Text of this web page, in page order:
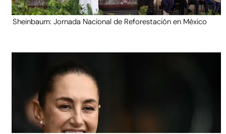
Sheinbaum: Jornada Nacional de Reforestación en México